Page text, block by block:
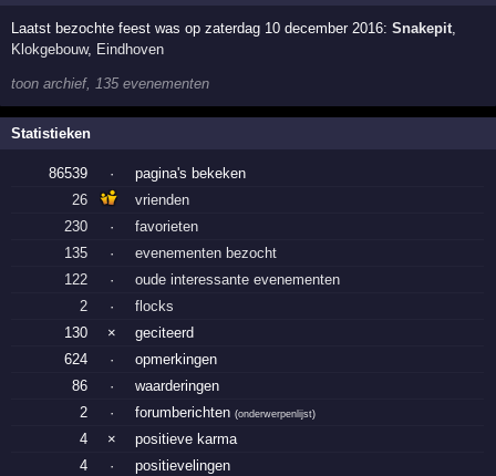
Laatst bezochte feest was op zaterdag 10 december 2016:Snakepit
Klokgebouw, Eindhoven
toon archief, 135 evenementen
Statistieken
86539 ·
pagina's bekeken
26
vrienden
230
·
favorieten
135
·
evenementen bezocht
122
·
oude interessante evenementen
2
·
flocks
130
×
geciteerd
624
·
opmerkingen
86
·
waarderingen
2
· forumberichten(onderwerpenlijst)
4 ×
positieve karma
4
·
positievelingen